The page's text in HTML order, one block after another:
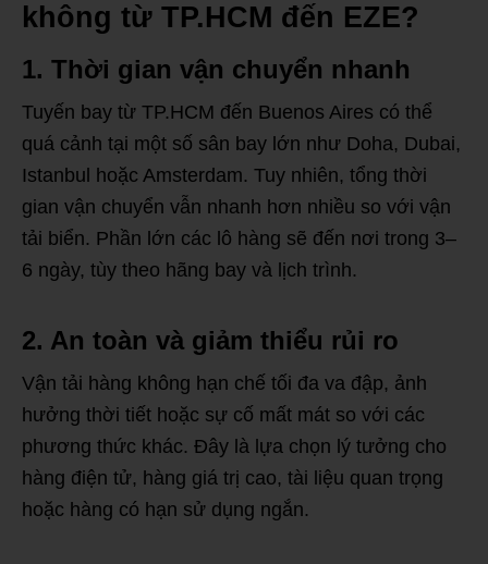
không từ TP.HCM đến EZE?
1. Thời gian vận chuyển nhanh
Tuyến bay từ TP.HCM đến Buenos Aires có thể
quá cảnh tại một số sân bay lớn như Doha, Dubai,
Istanbul hoặc Amsterdam. Tuy nhiên, tổng thời
gian vận chuyển vẫn nhanh hơn nhiều so với vận
tải biển. Phần lớn các lô hàng sẽ đến nơi trong 3–
6 ngày, tùy theo hãng bay và lịch trình.
2. An toàn và giảm thiểu rủi ro
Vận tải hàng không hạn chế tối đa va đập, ảnh
hưởng thời tiết hoặc sự cố mất mát so với các
phương thức khác. Đây là lựa chọn lý tưởng cho
hàng điện tử, hàng giá trị cao, tài liệu quan trọng
hoặc hàng có hạn sử dụng ngắn.